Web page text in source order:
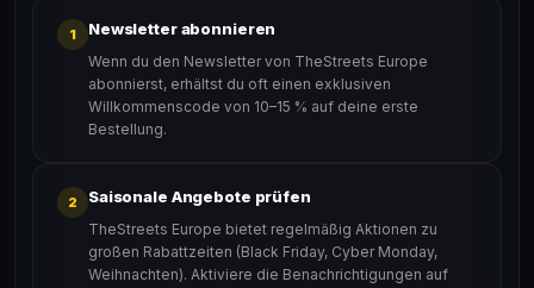
1 Newsletter abonnieren
Wenn du den Newsletter von TheStreets Europe
abonnierst, erhältst du oft einen exklusiven
Willkommenscode von 10–15 % auf deine erste
Bestellung.
2 Saisonale Angebote prüfen
TheStreets Europe bietet regelmäßig Aktionen zu
großen Rabattzeiten (Black Friday, Cyber Monday,
Weihnachten). Aktiviere die Benachrichtigungen auf